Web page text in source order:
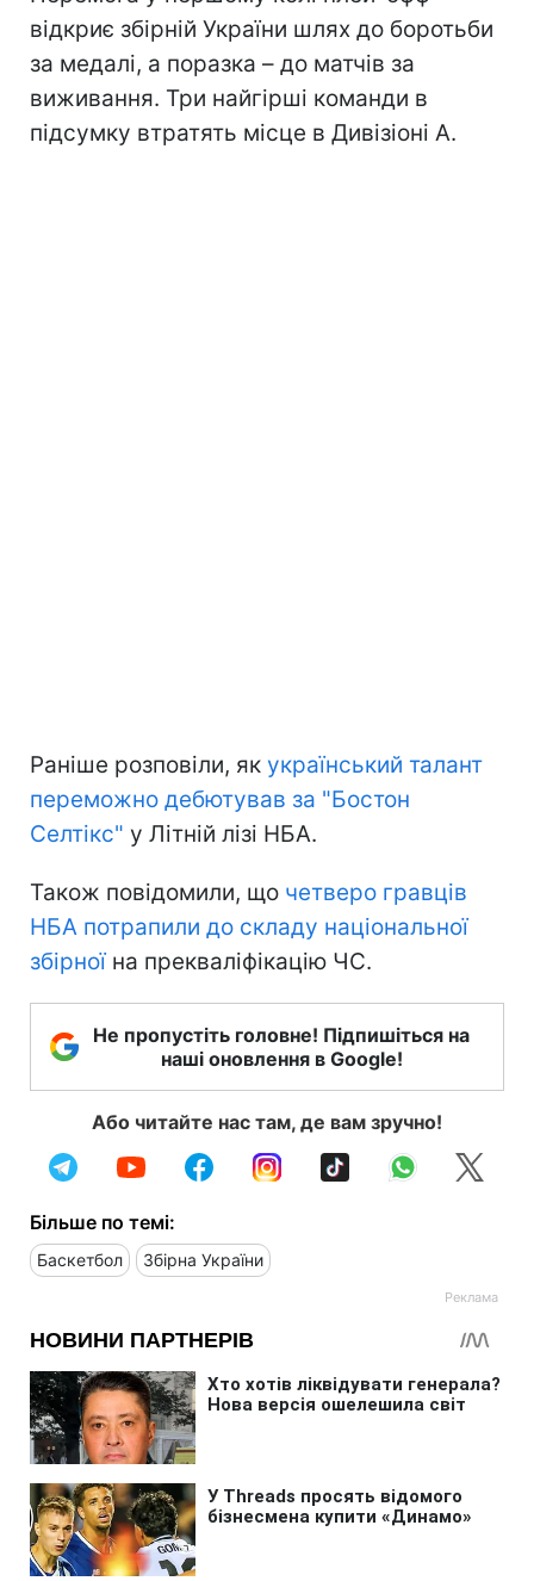
відкриє збірній України шлях до боротьби
за медалі, а поразка – до матчів за
виживання. Три найгірші команди в
підсумку втратять місце в Дивізіоні А.
Раніше розповіли, як український талант
переможно дебютував за "Бостон
Селтікс" у Літній лізі НБА.
Також повідомили, що четверо гравців
НБА потрапили до складу національної
збірної на прекваліфікацію ЧС.
Не пропустіть головне! Підпишіться на
наші оновлення в Google!
Або читайте нас там, де вам зручно!
Більше по темі:
Баскетбол Збірна України